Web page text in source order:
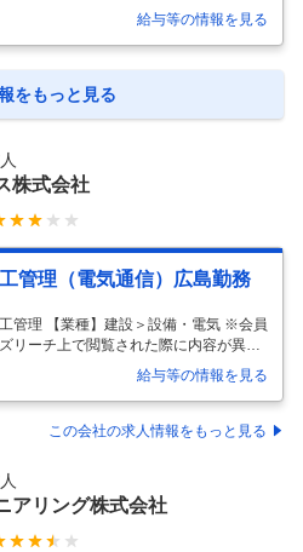
実績賞与6カ月分＋手当：補助金充実 業
からスタート 安定ニーズが続く物流
の待遇のもと、長く活躍できる技術者
年連続黒字！経営基盤安定 ★平均年齢3
休日120日！連休取得も可能 ★昨年度
給与等の情報を見る
をもっと見る
株式会社
管理（電気通信）広島勤務
管理 【業種】建設＞設備・電気 ※会員
リーチ上で閲覧された際に内容が異な
100％出資企業であり、製品/システム
を提供する総合エンジニアリング会社
の施工管理として以下業務をお任せし
、国交省CCTV工事を主要な業務とし
たな人材を積極的に募集し、将来的な
を行っております。 この求人では、新
給与等の情報を見る
この会社の求人情報をもっと見る
アリング株式会社